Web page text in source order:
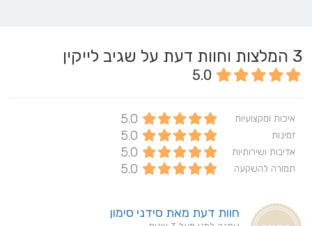
3 המלצות וחוות דעת על שגיב לייקין
5.0
איכות ומקצועיות 5.0
זמינות 5.0
אדיבות ושירותיות 5.0
תמורה להשקעה 5.0
חוות דעת מאת סידני סימון